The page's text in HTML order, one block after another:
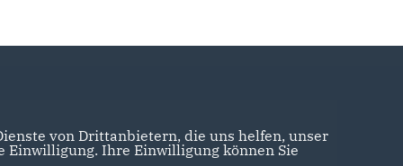
von Drittanbietern, die uns helfen, unser
Einwilligung. Ihre Einwilligung können Sie